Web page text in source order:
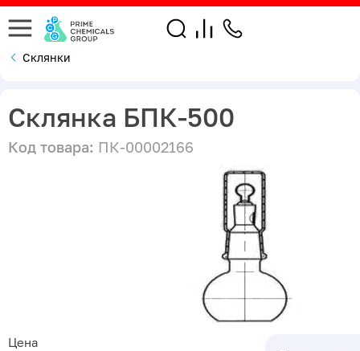
Склянки
Склянка БПК-500
Код товара: ПК-00002166
Цена